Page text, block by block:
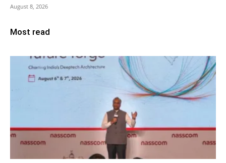
August 8, 2026
Most read